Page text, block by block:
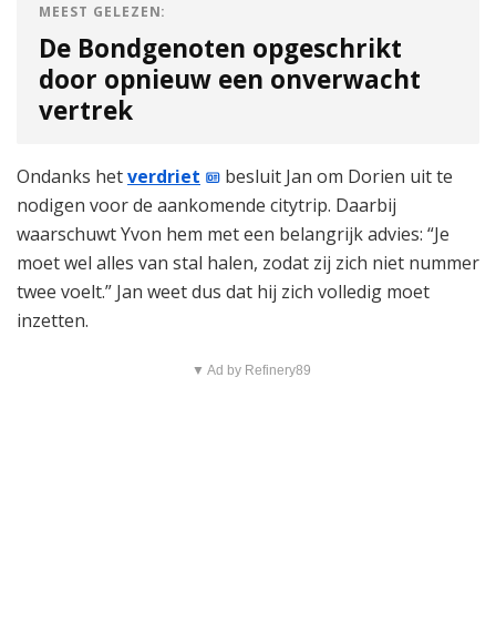
MEEST GELEZEN:
De Bondgenoten opgeschrikt
door opnieuw een onverwacht
vertrek
Ondanks hetverdriet
besluit Jan om Dorien uit te
nodigen voor de aankomende citytrip. Daarbij
waarschuwt Yvon hem met een belangrijk advies: “Je
moet wel alles van stal halen, zodat zij zich niet nummer
twee voelt.” Jan weet dus dat hij zich volledig moet
inzetten.
▼ Ad by Refinery89